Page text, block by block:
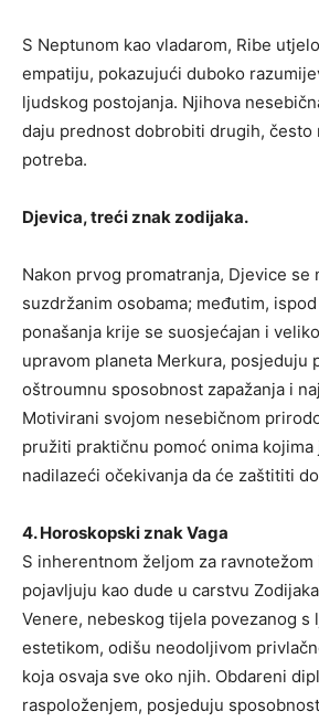
S Neptunom kao vladarom, Ribe
empatiju, pokazujući duboko
ljudskog postojanja. Njihova
daju prednost dobrobiti drugih, često
potreba.
Djevica, treći znak zodijaka.
Nakon prvog promatranja, Djevice se
suzdržanim osobama; međutim,
ponašanja krije se suosjećajan i
upravom planeta Merkura, posjeduju
oštroumnu sposobnost zapažanja i
Motivirani svojom nesebičnom
pružiti praktičnu pomoć onima
nadilazeći očekivanja da će zaštititi
4. Horoskopski znak Vaga
S inherentnom željom za ravnotežom
pojavljuju kao dude u carstvu
Venere, nebeskog tijela povezanog s
estetikom, odišu neodoljivom
koja osvaja sve oko njih. Obdareni
raspoloženjem, posjeduju